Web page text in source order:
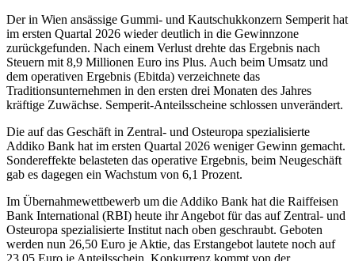
Der in Wien ansässige Gummi- und Kautschukkonzern Semperit hat
im ersten Quartal 2026 wieder deutlich in die Gewinnzone
zurückgefunden. Nach einem Verlust drehte das Ergebnis nach
Steuern mit 8,9 Millionen Euro ins Plus. Auch beim Umsatz und
dem operativen Ergebnis (Ebitda) verzeichnete das
Traditionsunternehmen in den ersten drei Monaten des Jahres
kräftige Zuwächse. Semperit-Anteilsscheine schlossen unverändert.
Die auf das Geschäft in Zentral- und Osteuropa spezialisierte
Addiko Bank hat im ersten Quartal 2026 weniger Gewinn gemacht.
Sondereffekte belasteten das operative Ergebnis, beim Neugeschäft
gab es dagegen ein Wachstum von 6,1 Prozent.
Im Übernahmewettbewerb um die Addiko Bank hat die Raiffeisen
Bank International (RBI) heute ihr Angebot für das auf Zentral- und
Osteuropa spezialisierte Institut nach oben geschraubt. Geboten
werden nun 26,50 Euro je Aktie, das Erstangebot lautete noch auf
23,05 Euro je Anteilsschein. Konkurrenz kommt von der